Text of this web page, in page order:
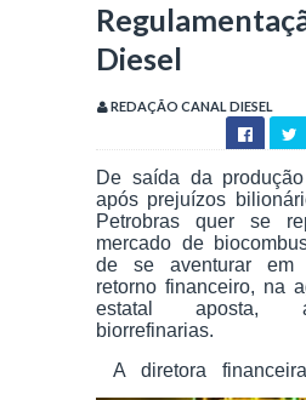
Diesel
REDAÇÃO CANAL DIESEL
De saída da
após prejuízos
Petrobras quer se
mercado de
de se aventurar em
retorno financeiro, na
estatal aposta,
biorrefinarias.
A diretora